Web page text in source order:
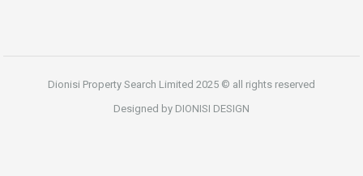
Dionisi Property Search Limited 2025 © all rights reserved
Designed by DIONISI DESIGN